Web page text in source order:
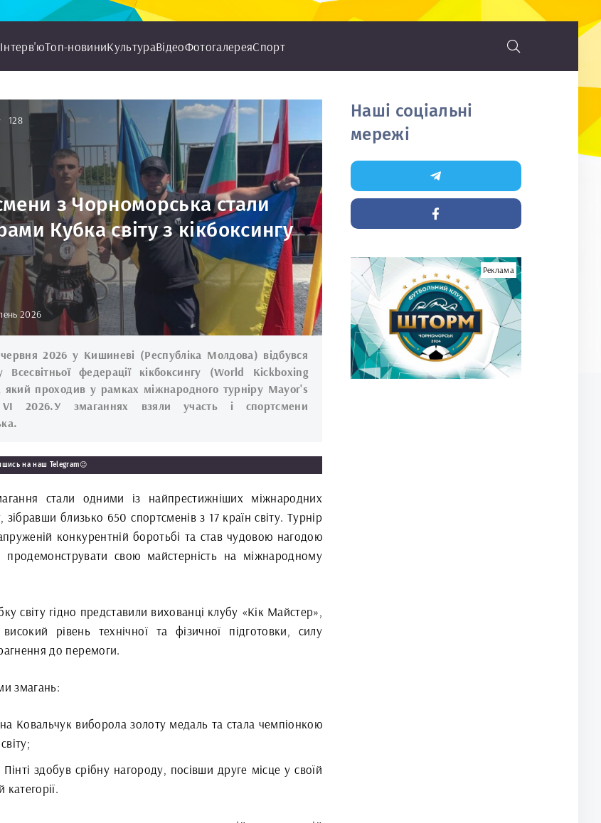
Інтерв'юТоп-новиниКультураВідеоФотогалереяСпорт
128
з Чорноморська стали
Кубка світу з кікбоксингу
2026
2026 у Кишиневі (Республіка Молдова) відбувся
Всесвітньої федерації кікбоксингу (World Kickboxing
який проходив у рамках міжнародного турніру Mayor's
2026.У змаганнях взяли участь і спортсмени
на наш Telegram😉
стали одними із найпрестижніших міжнародних
зібравши близько 650 спортсменів з 17 країн світу. Турнір
конкурентній боротьбі та став чудовою нагодою
продемонструвати свою майстерність на міжнародному
світу гідно представили вихованці клубу «Кік Майстер»,
рівень технічної та фізичної підготовки, силу
до перемоги.
змагань:
Ковальчук виборола золоту медаль та стала чемпіонкою
здобув срібну нагороду, посівши друге місце у своїй
категорії.
Наші соціальні
мережі
Реклама